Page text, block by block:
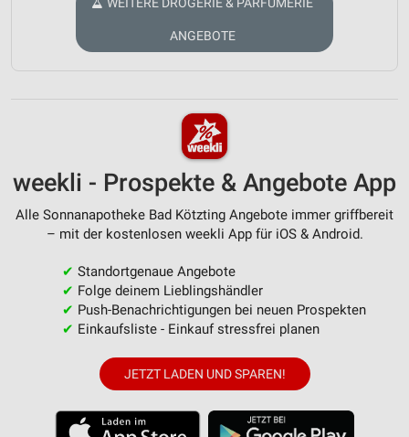
WEITERE DROGERIE & PARFÜMERIE
ANGEBOTE
weekli - Prospekte & Angebote App
Alle Sonnanapotheke Bad Kötzting Angebote immer griffbereit
– mit der kostenlosen weekli App für iOS & Android.
✔ Standortgenaue Angebote
✔ Folge deinem Lieblingshändler
✔ Push-Benachrichtigungen bei neuen Prospekten
✔ Einkaufsliste - Einkauf stressfrei planen
JETZT LADEN UND SPAREN!